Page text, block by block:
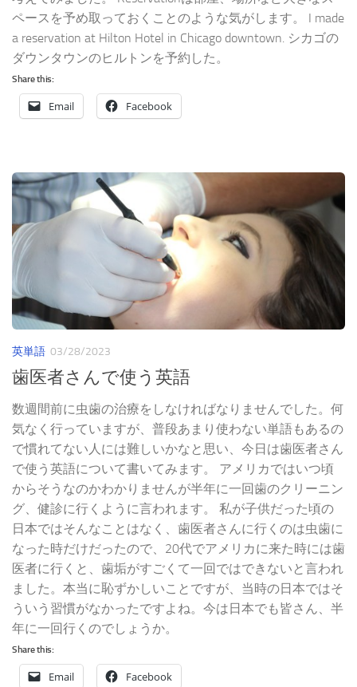
ペースを予め取っておくことのような気がします。 I made
a reservation at Hilton Hotel in Chicago downtown. シカゴの
ダウンタウンのヒルトンを予約した。
Share this:
Email Facebook
英単語 03/28/2023
歯医者さんで使う英語
数週間前に虫歯の治療をしなければなりませんでした。何
気なく行っていますが、普段あまり使わない単語もあるの
で慣れてない人には難しいかなと思い、今日は歯医者さん
で使う英語について書いてみます。 アメリカではいつ頃
からそうなのかわかりませんが半年に一回歯のクリーニン
グ、健診に行くように言われます。 私が子供だった頃の
日本ではそんなことはなく、歯医者さんに行くのは虫歯に
なった時だけだったので、20代でアメリカに来た時には歯
医者に行くと、歯垢がすごくて一回ではできないと言われ
ました。本当に恥ずかしいことですが、当時の日本ではそ
ういう習慣がなかったですよね。今は日本でも皆さん、半
年に一回行くのでしょうか。
Share this:
Email Facebook